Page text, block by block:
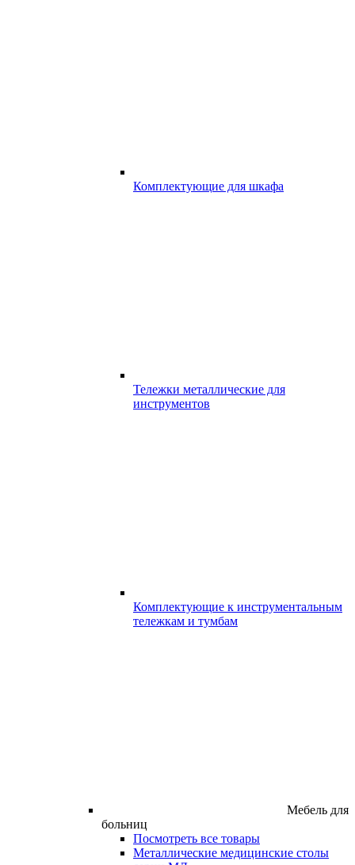
Комплектующие для шкафа
Тележки металлические для
инструментов
Комплектующие к инструментальным
тележкам и тумбам
Мебель для
больниц
Посмотреть все товары
Металлические медицинские столы